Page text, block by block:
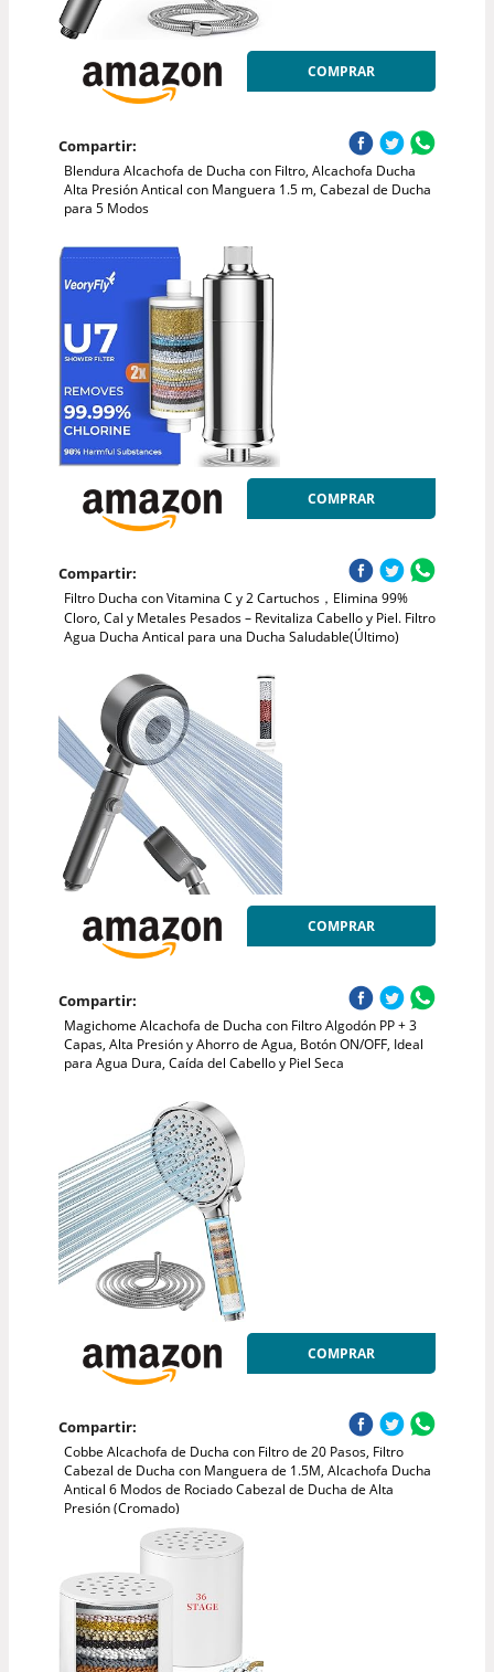
COMPRAR
Compartir:
Blendura Alcachofa de Ducha con Filtro, Alcachofa Ducha
Alta Presión Antical con Manguera 1.5 m, Cabezal de Ducha
para 5 Modos
COMPRAR
Compartir:
Filtro Ducha con Vitamina C y 2 Cartuchos，Elimina 99%
Cloro, Cal y Metales Pesados – Revitaliza Cabello y Piel. Filtro
Agua Ducha Antical para una Ducha Saludable(Último)
COMPRAR
Compartir:
Magichome Alcachofa de Ducha con Filtro Algodón PP + 3
Capas, Alta Presión y Ahorro de Agua, Botón ON/OFF, Ideal
para Agua Dura, Caída del Cabello y Piel Seca
COMPRAR
Compartir:
Cobbe Alcachofa de Ducha con Filtro de 20 Pasos, Filtro
Cabezal de Ducha con Manguera de 1.5M, Alcachofa Ducha
Antical 6 Modos de Rociado Cabezal de Ducha de Alta
Presión (Cromado)